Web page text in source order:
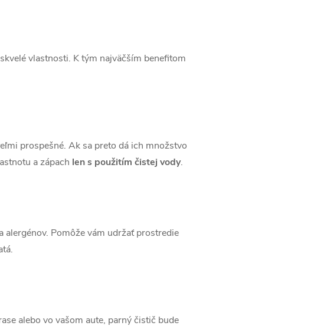
vlastnosti. K tým najväčším benefitom
prospešné. Ak sa preto dá ich množstvo
a zápach len s použitím čistej vody.
Pomôže vám udržať prostredie
alebo vo vašom aute, parný čistič bude